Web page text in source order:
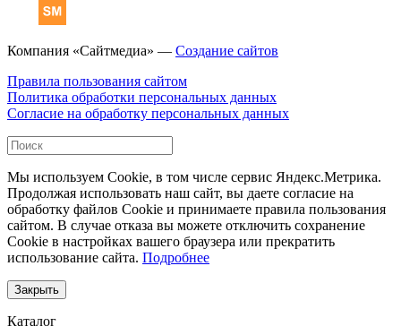
Компания «Сайтмедиа» — Создание сайтов
Правила пользования сайтом
Политика обработки персональных данных
Согласие на обработку персональных данных
Мы используем Cookie, в том числе сервис Яндекс.Метрика.
Продолжая использовать наш сайт, вы даете согласие на
обработку файлов Cookie и принимаете правила пользования
сайтом. В случае отказа вы можете отключить сохранение
Cookie в настройках вашего браузера или прекратить
использование сайта. Подробнее
Закрыть
Каталог